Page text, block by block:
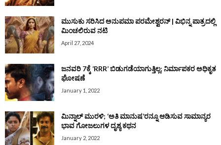
ಮುಸುಕು ಸರಿಸಿದ ಅನುಪಮಾ ಪರಮೇಶ್ವರನ್‌ | ವಿಭಿನ್ನ ಪಾತ್ರದಲ್ಲಿ
ಮಿಂಚಲಿರುವ ನಟಿ
April 27, 2024
ಜನವರಿ 7ಕ್ಕೆ ‘RRR’ ಬಿಡುಗಡೆಯಾಗುತ್ತಿಲ್ಲ; ನಿರ್ಮಾಪಕರ ಅಧಿಕೃತ
ಘೋಷಣೆ
January 1, 2022
ಮಿನ್ನಾಲ್ ಮುರಳಿ; ‘ಅತಿ ಮಾನುಷ’ರನ್ನೂ ಆಡಿಸುವ ಸಾಮಾನ್ಯರ
ಭಾವ ಗೋಜಲುಗಳ ದೃಶ್ಯ ಕಥನ
January 2, 2022